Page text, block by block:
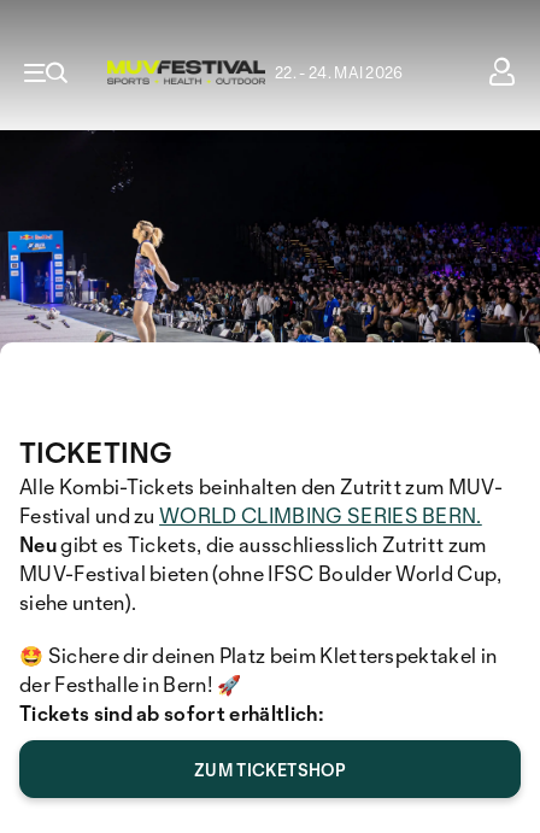
22. - 24. MAI 2026
TICKETING
Alle Kombi-Tickets beinhalten den Zutritt zum MUV-
Festival und zuWORLD CLIMBING SERIES BERN.
Neugibt es Tickets, die ausschliesslich Zutritt zum
MUV-Festival bieten (ohne IFSC Boulder World Cup,
siehe unten).
🤩 Sichere dir deinen Platz beim Kletterspektakel in
der Festhalle in Bern! 🚀
Tickets sind ab sofort erhältlich:
ZUM TICKETSHOP